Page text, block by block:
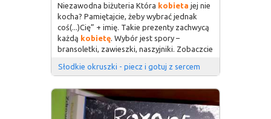
Niezawodna biżuteria Która kobieta jej nie
kocha? Pamiętajcie, żeby wybrać jednak
coś(...)Cię” + imię. Takie prezenty zachwycą
każdą kobietę. Wybór jest spory –
bransoletki, zawieszki, naszyjniki. Zobaczcie
Słodkie okruszki - piecz i gotuj z sercem